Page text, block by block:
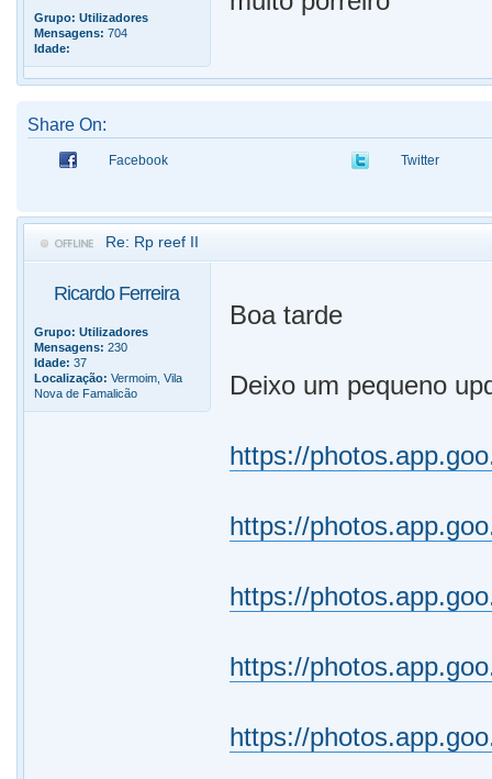
Grupo: Utilizadores
Mensagens: 704
Idade:
Share On:
Facebook Twitter
Re: Rp reef II
Ricardo Ferreira
Grupo: Utilizadores
Mensagens: 230
Idade: 37
Localização: Vermoim, Vila
Nova de Famalicão
Boa tarde
Deixo um pequeno
https://
https://
https://
https://
https://